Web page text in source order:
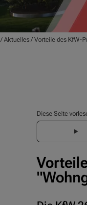
/Aktuelles /Vorteile des KfW-
Diese Seite